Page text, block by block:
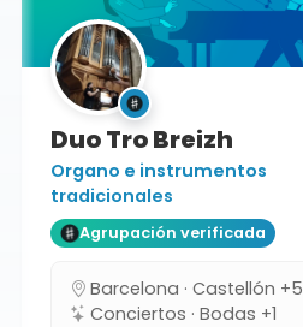
Duo Tro Breizh
Organo e instrumentos
tradicionales
Agrupación verificada
Barcelona · Castellón +5
Conciertos · Bodas +1